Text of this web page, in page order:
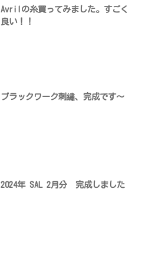
Avrilの糸買ってみました。すごく
良い！！
ブラックワーク刺繡、完成です～
2024年 SAL 2月分 完成しました